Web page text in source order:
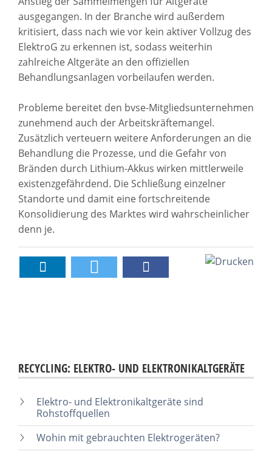
ausgegangen. In der Branche wird außerdem
kritisiert, dass nach wie vor kein aktiver Vollzug des
ElektroG zu erkennen ist, sodass weiterhin
zahlreiche Altgeräte an den offiziellen
Behandlungsanlagen vorbeilaufen werden.
Probleme bereitet den bvse-Mitgliedsunternehmen
zunehmend auch der Arbeitskräftemangel.
Zusätzlich verteuern weitere Anforderungen an die
Behandlung die Prozesse, und die Gefahr von
Bränden durch Lithium-Akkus wirken mittlerweile
existenzgefährdend. Die Schließung einzelner
Standorte und damit eine fortschreitende
Konsolidierung des Marktes wird wahrscheinlicher
denn je.
RECYCLING: ELEKTRO- UND ELEKTRONIKALTGERÄTE
Elektro- und Elektronikaltgeräte sind
Rohstoffquellen
Wohin mit gebrauchten Elektrogeräten?